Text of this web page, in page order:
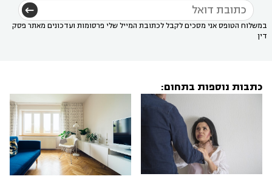
במשלוח הטופס אני מסכים לקבל לכתובת המייל שלי פרסומות ועדכונים מאתר פסק
דין
כתבות נוספות בתחום: